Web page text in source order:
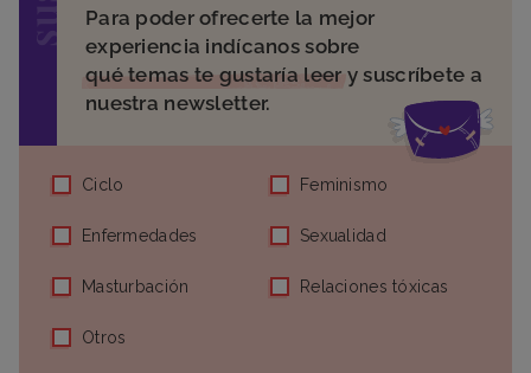
Para poder ofrecerte la mejor
experiencia indícanos sobre
qué temas te gustaría leer y suscríbete a
nuestra newsletter.
Ciclo Feminismo
Enfermedades Sexualidad
Masturbación Relaciones tóxicas
Otros